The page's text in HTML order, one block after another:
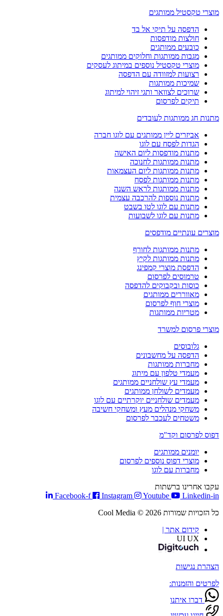
מוצרי טקסטיל ממותגים
הדפסה על תיקי אל בד
חולצות מודפסות
כובעים ממותגים
מגבות ממותגות וחלוקים ממותגים
מוצרי טקסטיל נוספים במיתוג לעסקים
רצועות למזוודה עם הדפסה
שמיכות ממותגות
שרוכים לצוואר ותגי זיהוי למיתוג
תיקים לפרסום
מתנות חג ממותגות לעובדים
אביזרים ליין ממותגים עם לוגו חברה
הגדות לפסח עם לוגו
מתנות מודפסות ליום האישה
מתנות ממותגות לחנוכה
מתנות ממותגות ליום העצמאות
מתנות ממותגות לפסח
מתנות ממותגות לראש השנה
מתנות נוספות להרכבה עצמית
מתנות עם לוגו לטו בשבט
מתנות עם לוגו לשבועות
מוצרים עונתיים מודפסים
מתנות ממותגות לחורף
מתנות ממותגות לקיץ
הדפסת מוצרי קמפינג
טרמוסים לפרסום
כוסות ובקבוקים להדפסה
מאווררים ממותגים
מוצרי חוף לפרסום
מטריות ממותגות
מוצרי פרסום למשרד
גלובוסים
הדפסה על מחשבונים
מחברות ממותגות
מעמדי טלפון עם מיתוג
מעמדי עץ שולחניים ממותגים
מעמדים לשולחן ממותגים
מעמדים שולחניים יוקרתיים עם לוגו
משחקי מנהלים מעץ ומשחקי חשיבה
משטחים לעכבר לפרסום
דפוס לפרסום וקד"מ
יומנים ממותגים
מוצרי דפוס נוספים לפרסום
מחברות עם לוגו
עקבו אחרינו ברשתות
Facebook-f
Instagram Youtube
Linkedin-in
כל הזכויות שמורות Cool Media © 2026
קידום אתר |
UI UX
הצהרת נגישות
לפרטים והזמנות:
דברו איתנו